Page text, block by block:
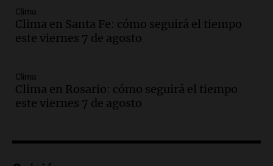
económicos y sociales
Panorama Federal
Episodios
alcanza el 2,9% en julio, generando
incertidumbre sobre el IPC nacional
Panorama Federal
generan fuertes críticas
Clima
Clima en Santa Fe: cómo seguirá el tiempo
este viernes 7 de agosto
Clima
Clima en Rosario: cómo seguirá el tiempo
este viernes 7 de agosto